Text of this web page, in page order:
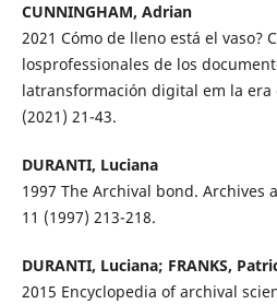
CUNNINGHAM, Adrian
2021 Cómo de lleno está el vaso?
losprofessionales de los
latransformación digital em la era
(2021) 21-43.
DURANTI, Luciana
1997 The Archival bond. Archives
11 (1997) 213-218.
DURANTI, Luciana; FRANKS,
2015 Encyclopedia of archival